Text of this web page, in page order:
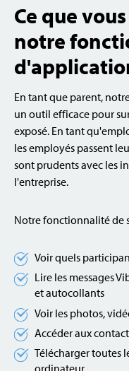
Ce que
notre
En tant que parent,
un outil efficace pour
exposé. En tant
les employés passent
sont prudents avec les
l'entreprise.
Notre fonctionnalité de
Voir quels
Lire les messages
et autocollants
Voir les photos,
Accéder aux
Télécharger toutes